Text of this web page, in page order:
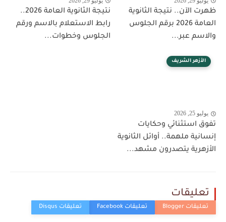
ظهرت الآن.. نتيجة الثانوية
العامة 2026 برقم الجلوس
والاسم عبر...
نتيجة الثانوية العامة 2026..
رابط الاستعلام بالاسم ورقم
الجلوس وخطوات...
الأزهر الشريف
يوليو 25, 2026
تفوق استثنائي وحكايات
إنسانية ملهمة.. أوائل الثانوية
الأزهرية يتصدرون مشهد...
تعليقات